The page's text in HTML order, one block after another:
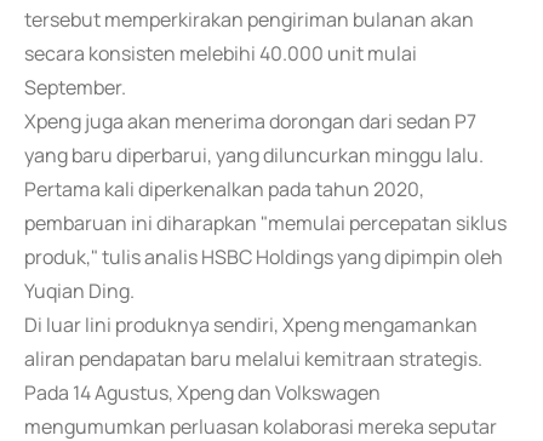
tersebut memperkirakan pengiriman bulanan akan
secara konsisten melebihi 40.000 unit mulai
September.
Xpeng juga akan menerima dorongan dari sedan P7
yang baru diperbarui, yang diluncurkan minggu lalu.
Pertama kali diperkenalkan pada tahun 2020,
pembaruan ini diharapkan "memulai percepatan siklus
produk," tulis analis HSBC Holdings yang dipimpin oleh
Yuqian Ding.
Di luar lini produknya sendiri, Xpeng mengamankan
aliran pendapatan baru melalui kemitraan strategis.
Pada 14 Agustus, Xpeng dan Volkswagen
mengumumkan perluasan kolaborasi mereka seputar